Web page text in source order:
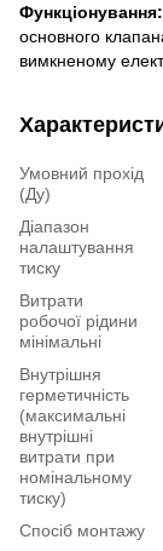
Функціонування:
основного
вимкненому
Умовний прохід
(Ду)
Діапазон
налаштування
тиску
Витрати
робочої рідини
мінімальні
Внутрішня
герметичність
(максимальні
внутрішні
витрати при
номінальному
тиску)
Спосіб монтажу